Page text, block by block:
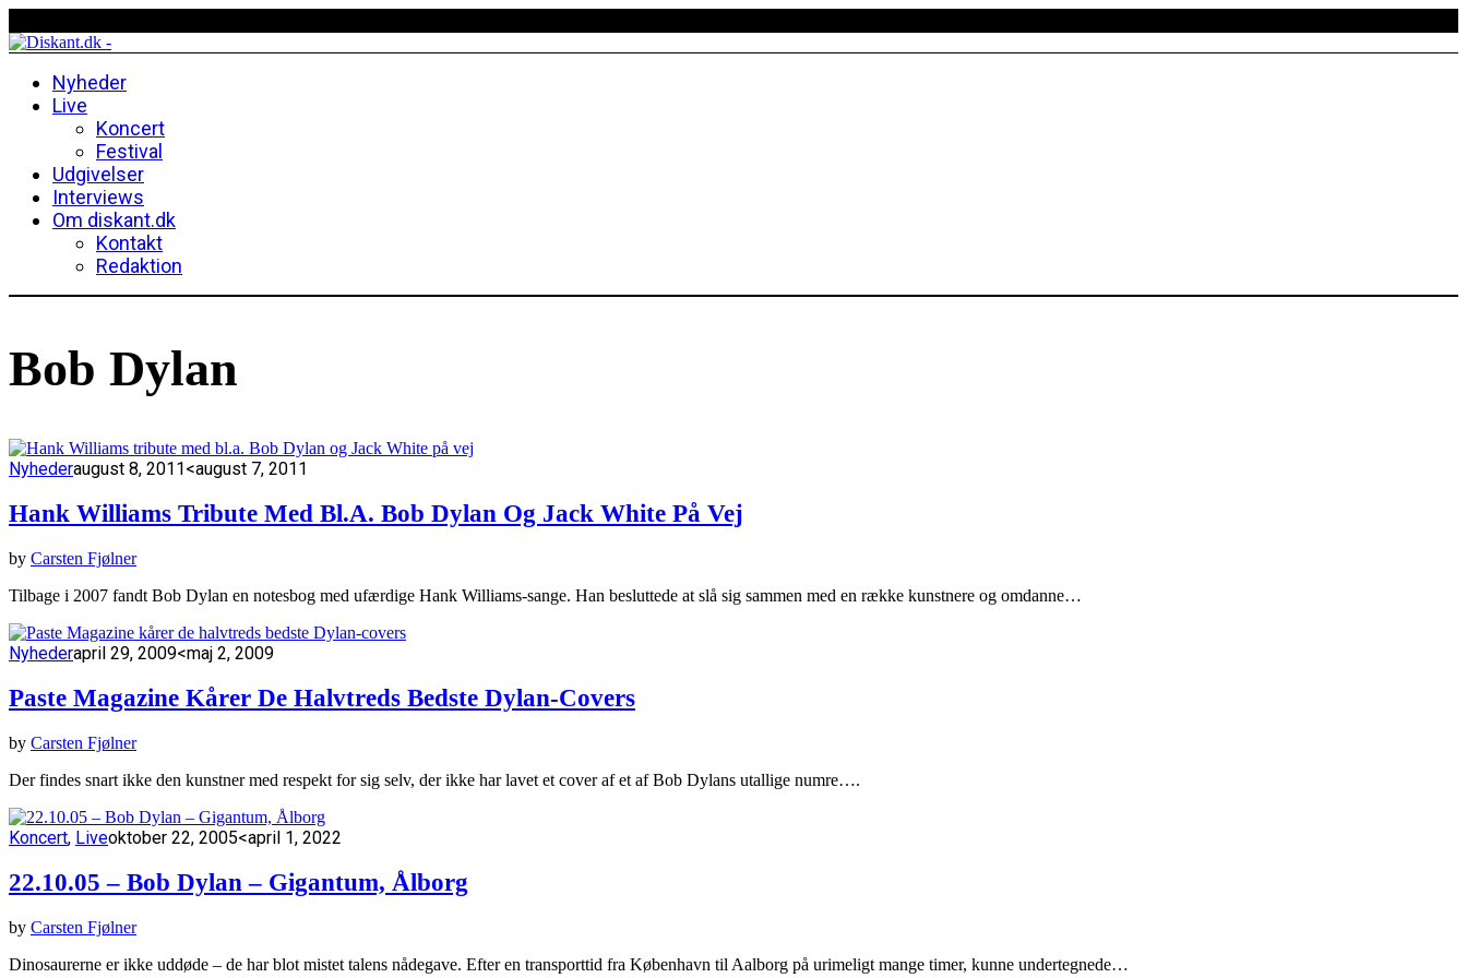
Nyheder
Live
Koncert
Festival
Udgivelser
Interviews
Om diskant.dk
Kontakt
Redaktion
Bob Dylan
Nyhederaugust 8, 2011 <august 7, 2011
Hank Williams Tribute Med Bl.a. Bob Dylan Og Jack White På Vej
by Carsten Fjølner
Tilbage i 2007 fandt Bob Dylan en notesbog med ufærdige Hank Williams-sange. Han besluttede at slå sig sammen med en række kunstnere og omdanne…
Nyhederapril 29, 2009<maj 2, 2009
Paste Magazine Kårer De Halvtreds Bedste Dylan-Covers
by Carsten Fjølner
Der findes snart ikke den kunstner med respekt for sig selv, der ikke har lavet et cover af et af Bob Dylans utallige numre….
Koncert, Liveoktober 22, 2005<april 1, 2022
22.10.05 – Bob Dylan – Gigantum, Ålborg
by Carsten Fjølner
Dinosaurerne er ikke uddøde – de har blot mistet talens nådegave. Efter en transporttid fra København til Aalborg på urimeligt mange timer, kunne undertegnede…